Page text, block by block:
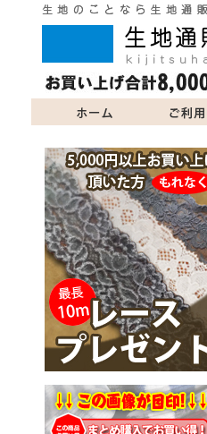
よくあるご質問